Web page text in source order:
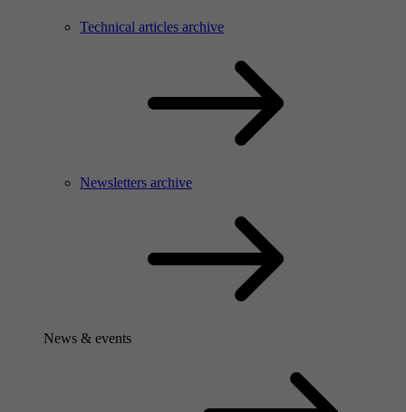
Technical articles archive
Newsletters archive
News & events